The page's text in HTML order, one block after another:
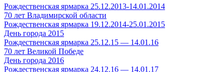
Рождественская ярмарка 25.12.2013-14.01.2014
70 лет Владимирской области
Рождественская ярмарка 19.12.2014-25.01.2015
День города 2015
Рождественская ярмарка 25.12.15 — 14.01.16
70 лет Великой Победе
День города 2016
Рождественская ярмарка 24.12.16 — 14.01.17